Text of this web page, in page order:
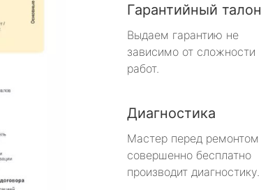
Гарантийный талон
Выдаем гарантию не
зависимо от сложности
работ.
Диагностика
Мастер перед ремонтом
совершенно бесплатно
производит диагностику.